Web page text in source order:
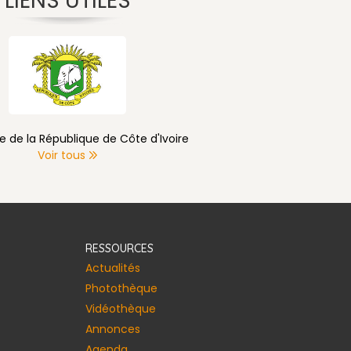
de la République de Côte d'Ivoire
Voir tous
RESSOURCES
Actualités
Photothèque
Vidéothèque
Annonces​